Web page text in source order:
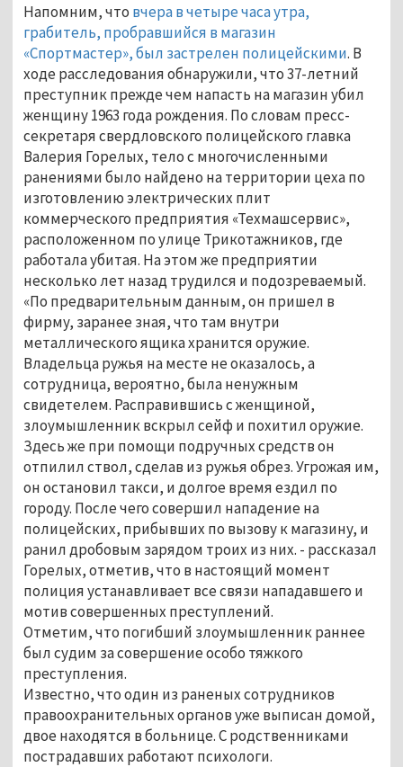
Напомним, что вчера в четыре часа утра,
грабитель, пробравшийся в магазин
«Спортмастер», был застрелен полицейскими. В
ходе расследования обнаружили, что 37-летний
преступник прежде чем напасть на магазин убил
женщину 1963 года рождения. По словам пресс-
секретаря свердловского полицейского главка
Валерия Горелых, тело с многочисленными
ранениями было найдено на территории цеха по
изготовлению электрических плит
коммерческого предприятия «Техмашсервис»,
расположенном по улице Трикотажников, где
работала убитая. На этом же предприятии
несколько лет назад трудился и подозреваемый.
«По предварительным данным, он пришел в
фирму, заранее зная, что там внутри
металлического ящика хранится оружие.
Владельца ружья на месте не оказалось, а
сотрудница, вероятно, была ненужным
свидетелем. Расправившись с женщиной,
злоумышленник вскрыл сейф и похитил оружие.
Здесь же при помощи подручных средств он
отпилил ствол, сделав из ружья обрез. Угрожая им,
он остановил такси, и долгое время ездил по
городу. После чего совершил нападение на
полицейских, прибывших по вызову к магазину, и
ранил дробовым зарядом троих из них. - рассказал
Горелых, отметив, что в настоящий момент
полиция устанавливает все связи нападавшего и
мотив совершенных преступлений.
Отметим, что погибший злоумышленник раннее
был судим за совершение особо тяжкого
преступления.
Известно, что один из раненых сотрудников
правоохранительных органов уже выписан домой,
двое находятся в больнице. С родственниками
пострадавших работают психологи.